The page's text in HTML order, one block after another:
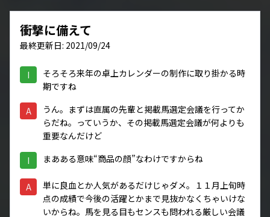
衝撃に備えて
最終更新日: 2021/09/24
I
そろそろ来年の卓上カレンダーの制作に取り掛かる時
期ですね
A
うん。まずは直属の先輩と掲載馬選定会議を行ってか
らだね。っていうか、その掲載馬選定会議が何よりも
重要なんだけど
I まあある意味“商品の顔”なわけですからね
A
単に良血とか人気があるだけじゃダメ。１１月上旬時
点の成績で今後の活躍とかまで見抜かなくちゃいけな
いからね。馬を見る目もセンスも問われる厳しい会議